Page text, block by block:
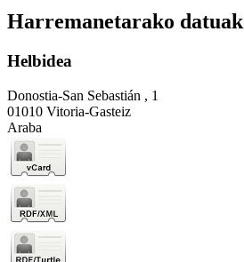
Harremanetarako datuak
Helbidea
Donostia-San Sebastián , 1
01010 Vitoria-Gasteiz
Araba